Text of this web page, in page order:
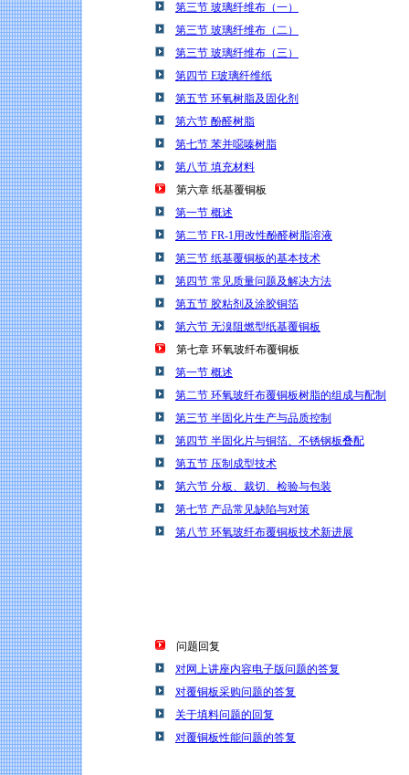
第三节 玻璃纤维布（一）
第三节 玻璃纤维布（二）
第三节 玻璃纤维布（三）
第四节 E玻璃纤维纸
第五节 环氧树脂及固化剂
第六节 酚醛树脂
第七节 苯并噁嗪树脂
第八节 填充材料
第六章 纸基覆铜板
第一节 概述
第二节 FR-1用改性酚醛树脂溶液
第三节 纸基覆铜板的基本技术
第四节 常见质量问题及解决方法
第五节 胶粘剂及涂胶铜箔
第六节 无溴阻燃型纸基覆铜板
第七章 环氧玻纤布覆铜板
第一节 概述
第二节 环氧玻纤布覆铜板树脂的组成与配制
第三节 半固化片生产与品质控制
第四节 半固化片与铜箔、不锈钢板叠配
第五节 压制成型技术
第六节 分板、裁切、检验与包装
第七节 产品常见缺陷与对策
第八节 环氧玻纤布覆铜板技术新进展
问题回复
对网上讲座内容电子版问题的答复
对覆铜板采购问题的答复
关于填料问题的回复
对覆铜板性能问题的答复